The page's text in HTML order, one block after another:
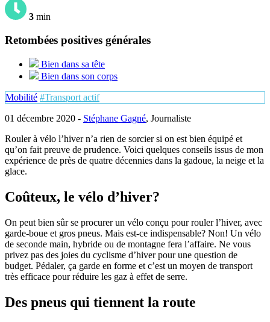
3 min
Retombées positives générales
Bien dans sa tête
Bien dans son corps
Mobilité #Transport actif
01 décembre 2020 - Stéphane Gagné, Journaliste
Rouler à vélo l’hiver n’a rien de sorcier si on est bien équipé et
qu’on fait preuve de prudence. Voici quelques conseils issus de mon
expérience de près de quatre décennies dans la gadoue, la neige et la
glace.
Coûteux, le vélo d’hiver?
On peut bien sûr se procurer un vélo conçu pour rouler l’hiver, avec
garde-boue et gros pneus. Mais est-ce indispensable? Non! Un vélo
de seconde main, hybride ou de montagne fera l’affaire. Ne vous
privez pas des joies du cyclisme d’hiver pour une question de
budget. Pédaler, ça garde en forme et c’est un moyen de transport
très efficace pour réduire les gaz à effet de serre.
Des pneus qui tiennent la route